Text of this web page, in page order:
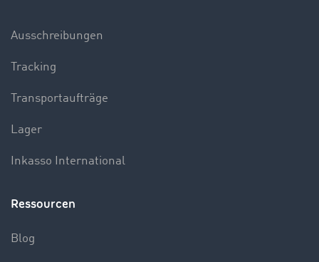
Ausschreibungen
Tracking
Transportaufträge
Lager
Inkasso International
Ressourcen
Blog